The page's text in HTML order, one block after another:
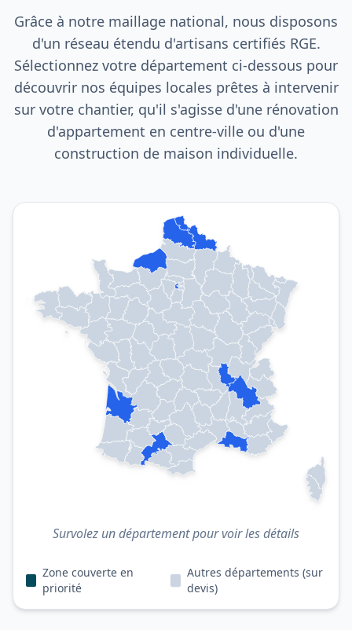
Grâce à notre maillage national, nous disposons
d'un réseau étendu d'artisans certifiés RGE.
Sélectionnez votre département ci-dessous pour
découvrir nos équipes locales prêtes à intervenir
sur votre chantier, qu'il s'agisse d'une rénovation
d'appartement en centre-ville ou d'une
construction de maison individuelle.
Survolez un département pour voir les détails
Zone couverte en
priorité
Autres départements (sur
devis)